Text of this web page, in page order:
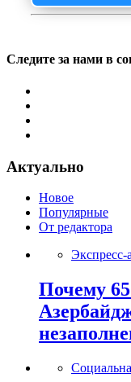
Следите за нами в
Актуально
Новое
Популярные
От редактора
Экспресс-
Почему